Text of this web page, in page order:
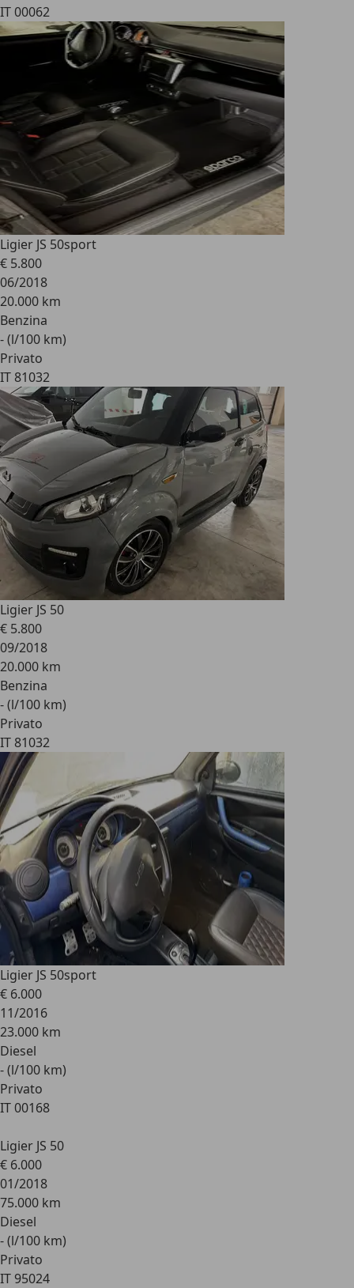
IT 00062
Ligier JS 50sport
€ 5.800
06/2018
20.000 km
Benzina
- (l/100 km)
Privato
IT 81032
Ligier JS 50
€ 5.800
09/2018
20.000 km
Benzina
- (l/100 km)
Privato
IT 81032
Ligier JS 50sport
€ 6.000
11/2016
23.000 km
Diesel
- (l/100 km)
Privato
IT 00168
Ligier JS 50
€ 6.000
01/2018
75.000 km
Diesel
- (l/100 km)
Privato
IT 95024